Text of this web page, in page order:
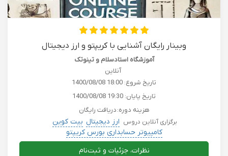
وبینار رایگان آشنایی با کریپتو و ارز دیجیتال
آموزشگاه استادسلام و تینوتک
آنلاین
تاریخ شروع: 1400/08/08 18:00
تاریخ پایان: 1400/08/08 19:30
هزینه دوره:دریافت رایگان
برگزاری آنلاین دروس ارز دیجیتال بیت کوین
کامپیوتر حسابداری بورس کریپتو
نظرات، جزئیات و ثبت‌نام